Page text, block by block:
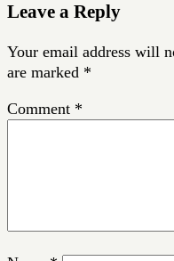
Leave a Reply
Your email address will
are marked *
Comment *